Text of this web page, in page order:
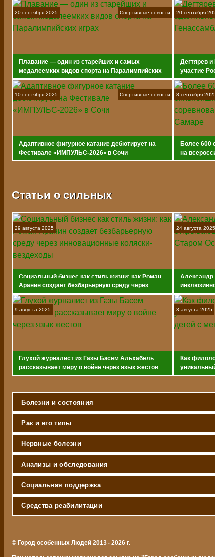
20 сентября 2025
Плавание — один из старейших и самых
медалеемких видов спорта на Паралимпийских
играх
Спортивные новости 20 сентября
Дегтярев
участие
10 сентября 2025
Адаптивное фигурное катание дебютирует на
Фестивале «ИМПУЛЬС-2026» в Сочи
Спортивные новости 8 сентября
Более 600
на
Статьи о сильных
29 августа 2025
Социальный бизнес как стиль жизни: как Роман
Аранин создает безбарьерную среду через
инновационные коляски-вездеходы
24 августа 2025
9 августа 2025
Глухой журналист из Газы Басем Альхабель
рассказывает миру о войне через язык жестов
3 августа 2025
Как
с
Болезни и состояния
Рак и его типы
Нервные болезни
Анализы и обследования
Социальная поддержка
Средства реабилитации
© Город особенных Людей 2013 - 2026 г.